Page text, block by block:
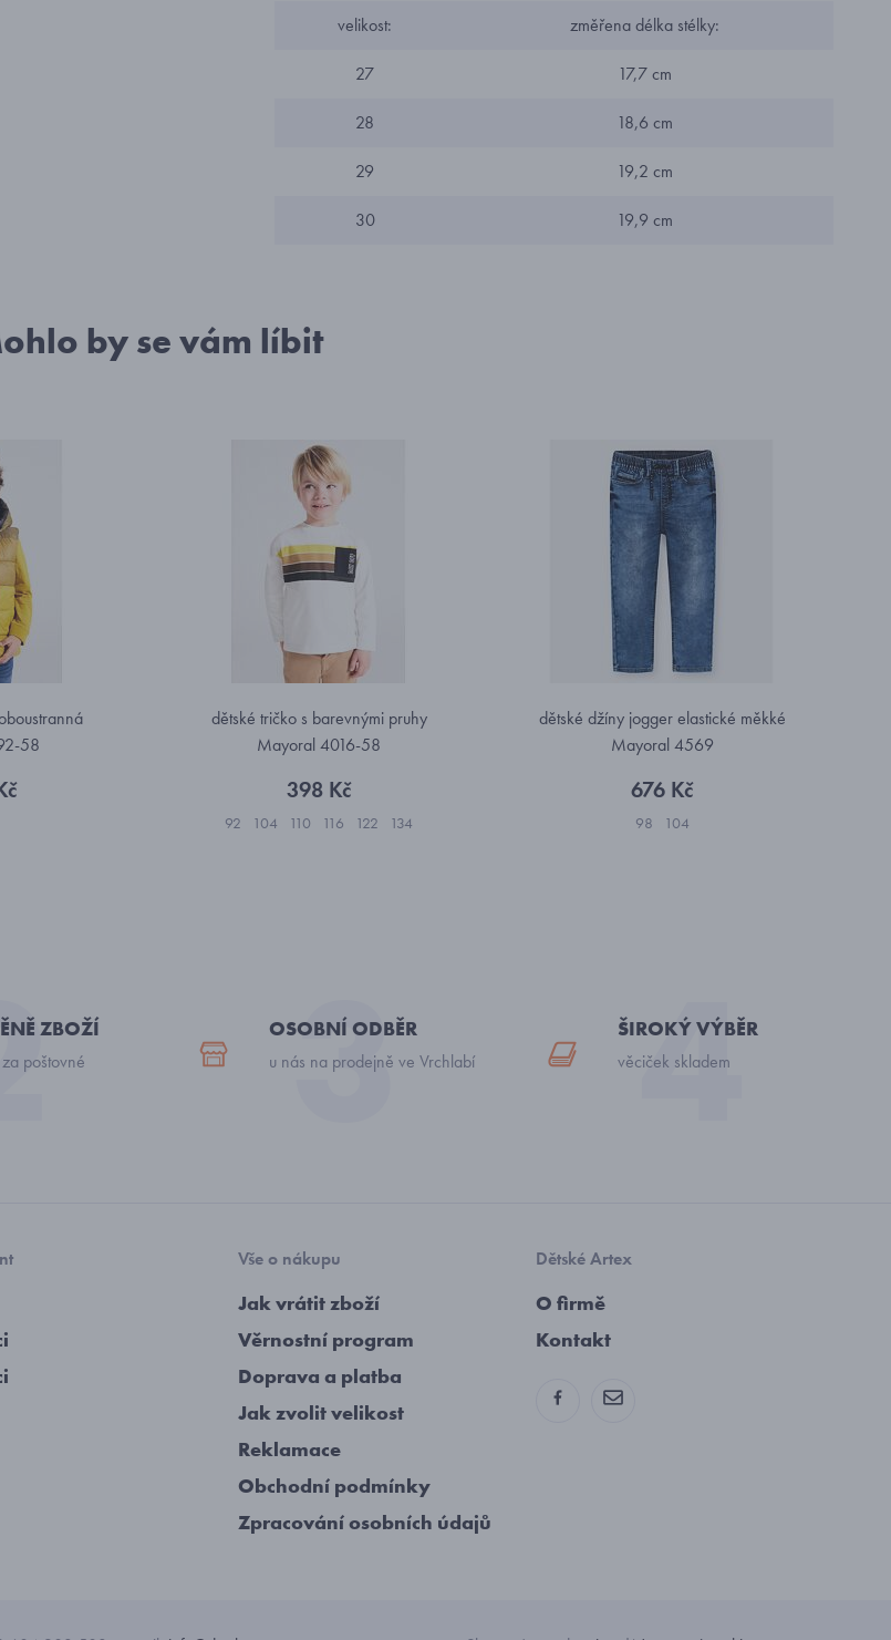
velikost: změřena délka stélky:
27 17,7 cm
28 18,6 cm
29 19,2 cm
30 19,9 cm
by se vám líbit
58
dětské tričko s barevnými pruhy
Mayoral 4016-58
398 Kč
92 104 110 116 122 134
dětské džíny jogger elastické měkké
Mayoral 4569
676 Kč
98 104
ZBOŽÍ
poštovné
OSOBNÍ ODBĚR
u nás na prodejně ve Vrchlabí
ŠIROKÝ VÝBĚR
věciček skladem
Vše o nákupu
Jak vrátit zboží
Věrnostní program
Doprava a platba
Jak zvolit velikost
Reklamace
Obchodní podmínky
Zpracování osobních údajů
Dětské Artex
O firmě
Kontakt